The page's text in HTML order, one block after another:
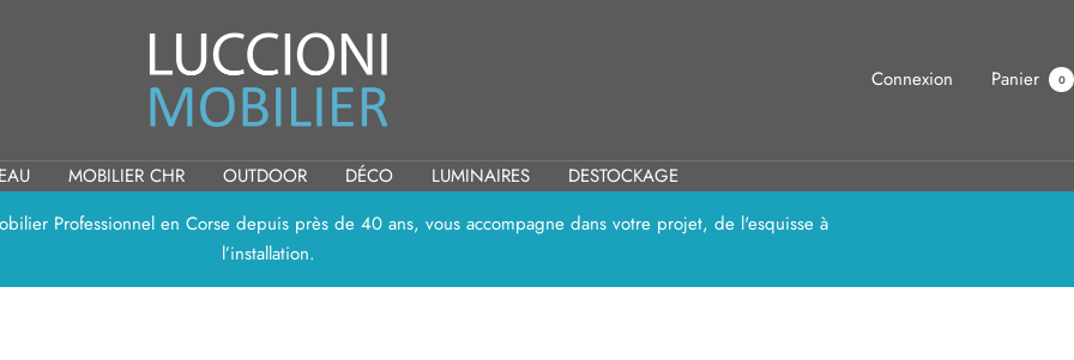
Mobilier
Connexion Panier 0
MOBILIER CHR OUTDOOR DÉCO LUMINAIRES
DESTOCKAGE
Professionnel en Corse depuis près de 40 ans, vous accompagne dans votre projet, de l'esquisse à
l’installation.